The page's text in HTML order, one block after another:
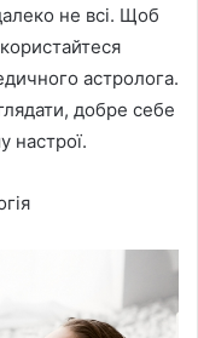
не всі. Щоб
астролога.
добре себе
настрої.